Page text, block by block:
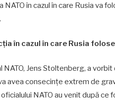
NATO în cazul în care Rusia va
în cazul în care Rusia
NATO, Jens Stoltenberg, a
avea consecințe extrem de
NATO au venit după